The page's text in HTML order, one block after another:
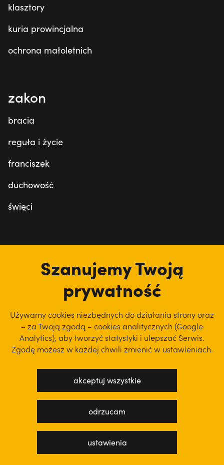
klasztory
kuria prowincjalna
ochrona małoletnich
zakon
bracia
reguła i życie
franciszek
duchowość
święci
regulamin serwisu
Szanujemy Twoją
prywatność
Używamy cookies niezbędnych do działania strony oraz
– za Twoją zgodą – cookies analitycznych (Google
Analytics), abytworzyć statystyki i ulepszać Serwis.
Zgodę możesz w każdej chwili zmienić w ustawieniach.
akceptuj wszystkie
odrzucam
ustawienia